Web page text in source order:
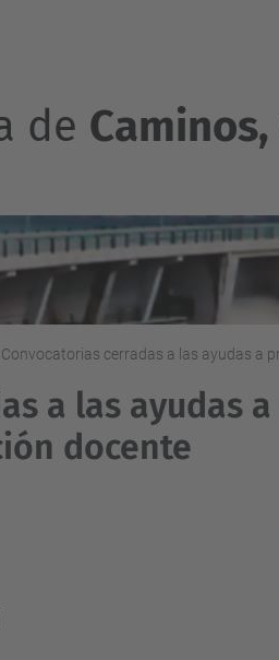
de
Convocatorias cerradas a las ayudas a
a las ayudas a
docente